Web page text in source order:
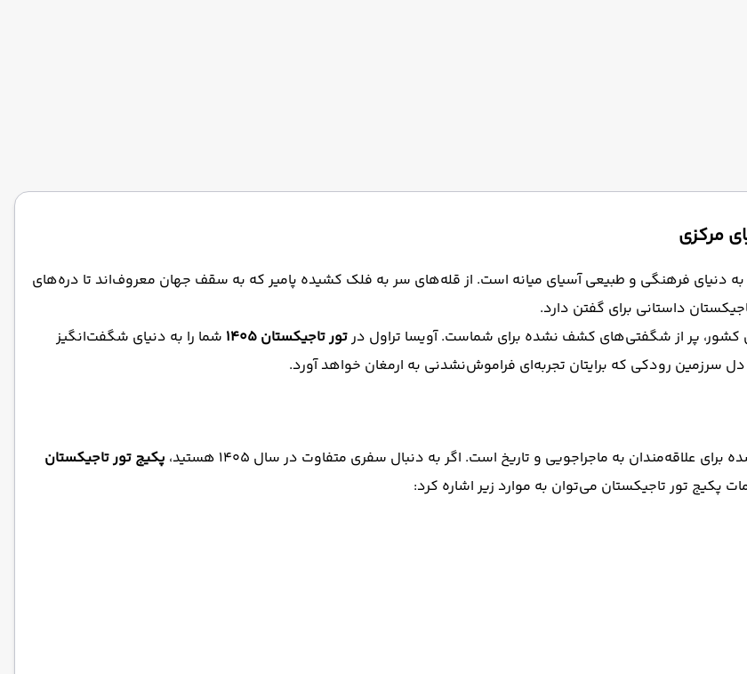
به دنیای فرهنگی و طبیعی آسیای میانه است. از قله‌های سر به فلک کشیده پامیر که به سقف جهان معروف‌اند تا دره‌های
داستانی برای گفتن دارد.
پر از شگفتی‌های کشف نشده برای شماست. آویسا تراول درتور تاجیکستان 1405
شما را به دنیای شگفت‌انگیز
رودکی که برایتان تجربه‌ای فراموش‌نشدنی به ارمغان خواهد آورد.
به ماجراجویی و تاریخ است. اگر به دنبال سفری متفاوت در سال 1405 هستید،
پکیج تور تاجیکستان
پکیج تور تاجیکستان می‌توان به موارد زیر اشاره کرد: